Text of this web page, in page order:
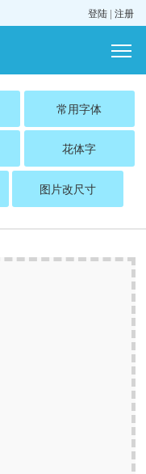
登陆 | 注册
常用字体
花体字
图片改尺寸